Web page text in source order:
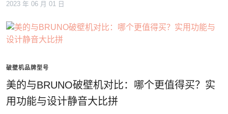
2023 年 06 月 01 日
破壁机品牌型号
美的与BRUNO破壁机对比：哪个更值得买？实
用功能与设计静音大比拼